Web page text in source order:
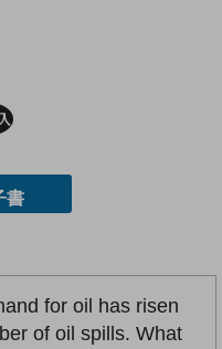
書
for oil has risen
of oil spills. What